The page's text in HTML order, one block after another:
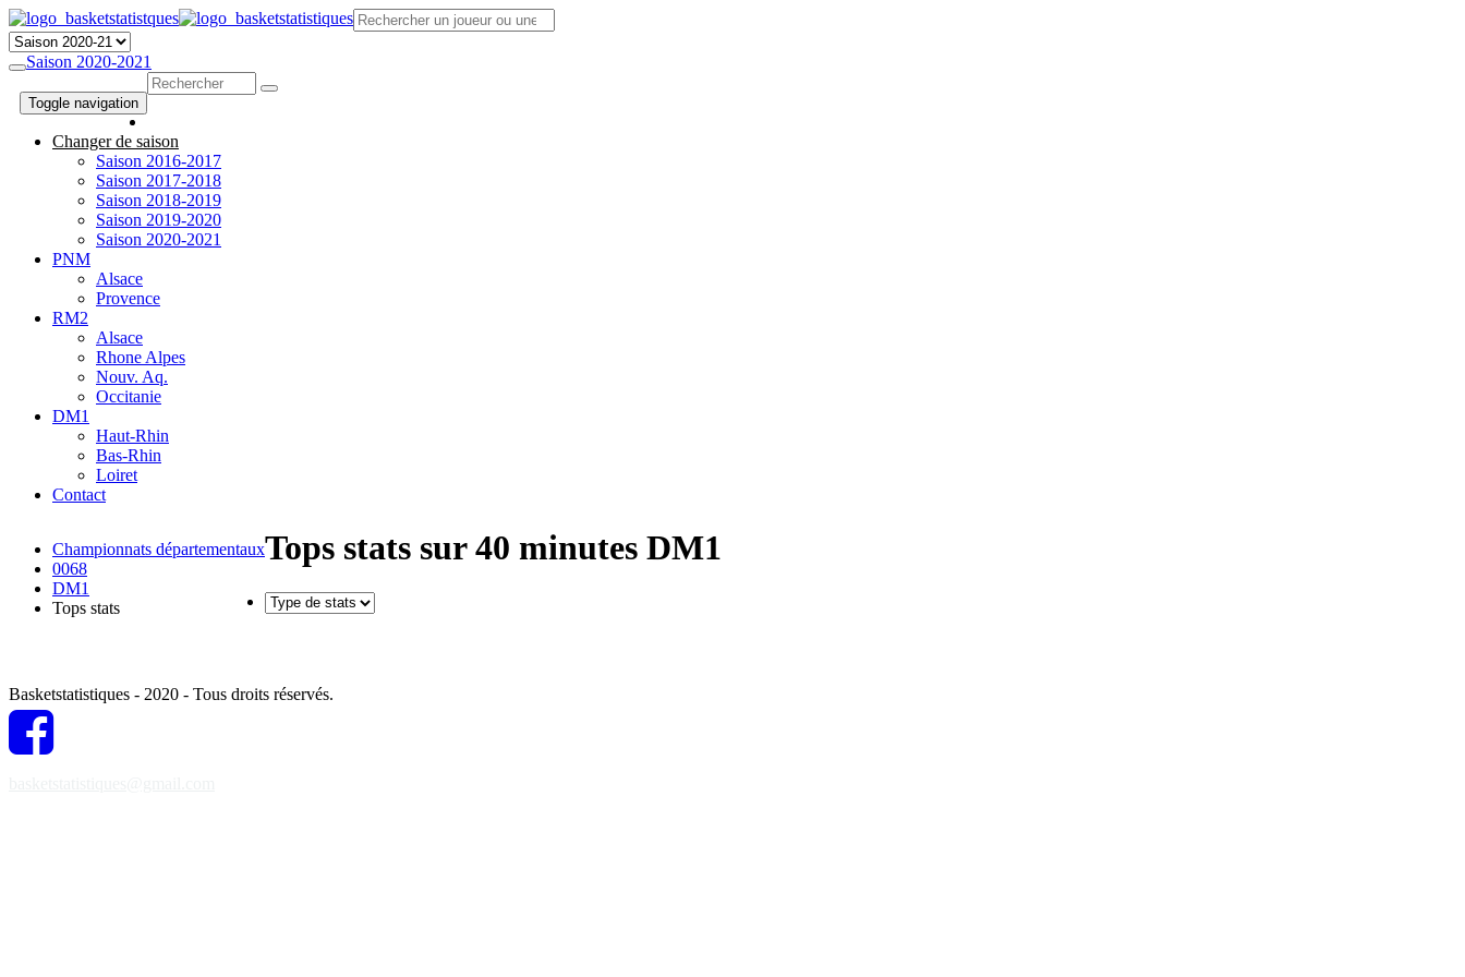
Saison 2020-2021
Toggle navigation
Changer de saison
Saison 2016-2017
Saison 2017-2018
Saison 2018-2019
Saison 2019-2020
Saison 2020-2021
PNM
Alsace
Provence
RM2
Alsace
Rhone Alpes
Nouv. Aq.
Occitanie
DM1
Haut-Rhin
Bas-Rhin
Loiret
Contact
Championnats départementaux
0068
DM1
Tops stats
Tops stats sur 40 minutes DM1
Basketstatistiques - 2020 - Tous droits réservés.